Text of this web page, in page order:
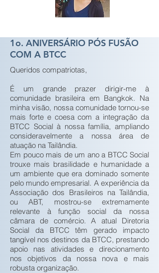
1o. ANIVERSÁRIO PÓS FUSÃO
COM A BTCC
Queridos compatriotas,
É um grande prazer dirigir-me à
comunidade brasileira em Bangkok. Na
minha visão, nossa comunidade tornou-se
mais forte e coesa com a integração da
BTCC Social à nossa família, ampliando
consideravelmente a nossa área de
atuação na Tailândia.
Em pouco mais de um ano a BTCC Social
trouxe mais brasilidade e humanidade a
um ambiente que era dominado somente
pelo mundo empresarial. A experiência da
Associação dos Brasileiros na Tailândia,
ou ABT, mostrou-se extremamente
relevante à função social da nossa
câmara de comércio. A atual Diretoria
Social da BTCC têm gerado impacto
tangível nos destinos da BTCC, prestando
apoio nas atividades e direcionamento
nos objetivos da nossa nova e mais
robusta organização.